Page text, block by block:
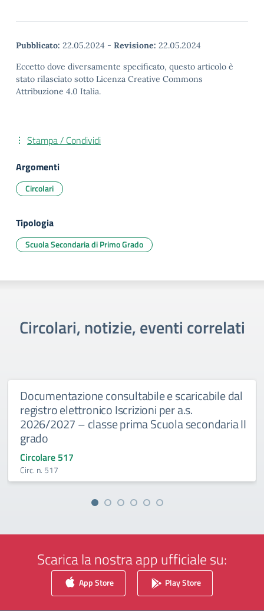
Pubblicato: 22.05.2024 - Revisione: 22.05.2024
Eccetto dove diversamente specificato, questo articolo è
stato rilasciato sotto Licenza Creative Commons
Attribuzione 4.0 Italia.
Stampa / Condividi
Argomenti
Circolari
Tipologia
Scuola Secondaria di Primo Grado
Circolari, notizie, eventi correlati
Documentazione consultabile e scaricabile dal
registro elettronico Iscrizioni per a.s.
2026/2027 – classe prima Scuola secondaria II
grado
Circolare 517
Circ. n. 517
Scarica la nostra app ufficiale su:
App Store Play Store